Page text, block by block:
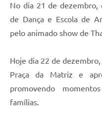
No dia 21 de dezembro,
de Dança e Escola de
pelo animado show de
Hoje dia 22 de
Praça da Matriz e
promovendo
famílias.